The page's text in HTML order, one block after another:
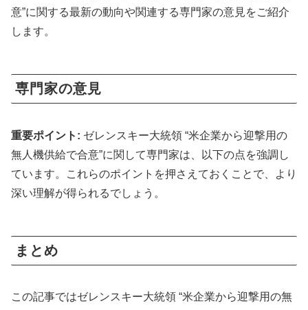
意”に関する最新の動向や関連する専門家の意見をご紹介
します。
専門家の意見
重要ポイント: ゼレンスキー大統領 “米企業から迎撃用の
無人機供給で合意”に関して専門家は、以下の点を強調し
ています。これらのポイントを押さえておくことで、より
深い理解が得られるでしょう。
まとめ
この記事ではゼレンスキー大統領 “米企業から迎撃用の無